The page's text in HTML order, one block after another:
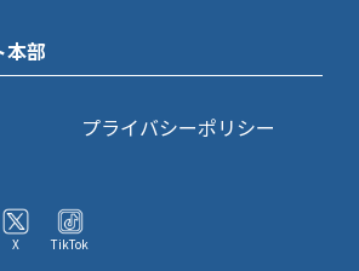
本部
プライバシーポリシー
X TikTok